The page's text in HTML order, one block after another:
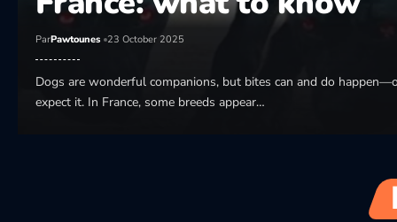
ParPawtounes 23 October 2025
Dogs are wonderful companions, but bites can and do
expect it. In France, some breeds appear…